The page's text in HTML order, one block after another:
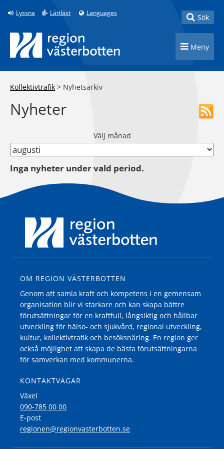
Till innehåll på sidan
Lyssna Lättläst Languages Toggle
Sök
Toggle
Meny
Kollektivtrafik > Nyhetsarkiv
Nyheter
Välj månad
Inga nyheter under vald period.
OM REGION VÄSTERBOTTEN
Genom att samla kraft och kompetens i en gemensam
organisation blir vi starkare och kan skapa bättre
förutsättningar för en kraftfull, långsiktig och hållbar
utveckling för hälso- och sjukvård, regional utveckling,
kultur, kollektivtrafik och besöksnäring. En region ger
också möjlighet att skapa de bästa förutsättningarna
för samverkan med kommunerna.
KONTAKTVÄGAR
Växel
090-785 00 00
E-post
regionen@regionvasterbotten.se